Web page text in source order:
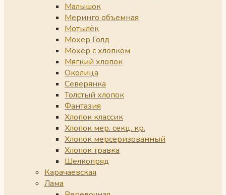
Малышок
Меринго объемная
Мотылёк
Мохер Голд
Мохер с хлопком
Мягкий хлопок
Околица
Северянка
Толстый хлопок
Фантазия
Хлопок классик
Хлопок мер. секц. кр.
Хлопок мерсеризованный
Хлопок травка
Шелкопряд
Карачаевская
Лама